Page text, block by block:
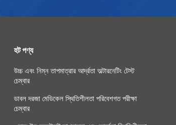
হট পণ্য
উচ্চ এবং নিম্ন তাপমাত্রার আর্দ্রতা অল্টারনেটিং টেস্ট
চেম্বার
ডাবল দরজা মেডিকেল স্থিতিশীলতা পরিবেশগত পরীক্ষা
চেম্বার